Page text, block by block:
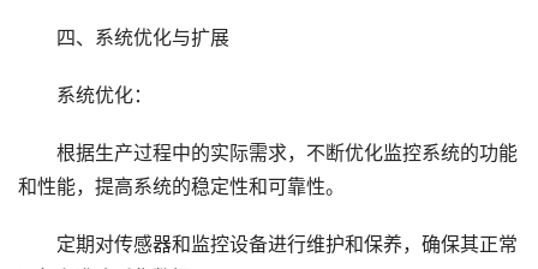
四、系统优化与扩展
系统优化：
根据生产过程中的实际需求，不断优化监控系统的功能
和性能，提高系统的稳定性和可靠性。
定期对传感器和监控设备进行维护和保养，确保其正常